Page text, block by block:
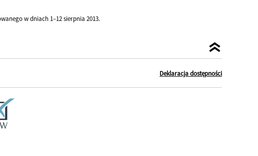
w dniach 1–12 sierpnia 2013.
Deklaracja dostępności